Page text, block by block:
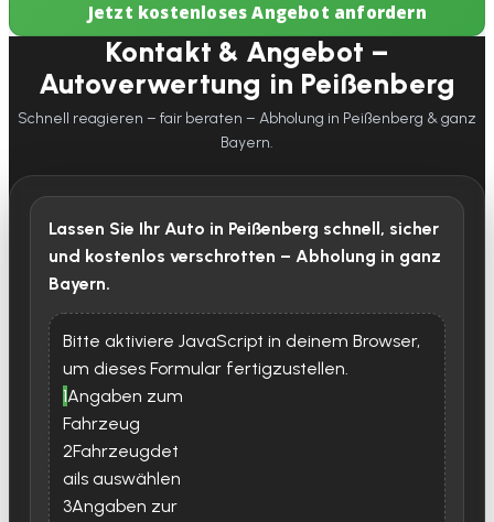
Jetzt kostenloses Angebot anfordern
Kontakt & Angebot –
Autoverwertung in Peißenberg
Schnell reagieren – fair beraten – Abholung in Peißenberg & ganz
Bayern.
Lassen Sie Ihr Auto in Peißenberg schnell, sicher
und kostenlos verschrotten – Abholung in ganz
Bayern.
Bitte aktiviere JavaScript in deinem Browser,
um dieses Formular fertigzustellen.
1Angaben zum
Fahrzeug
2Fahrzeugdet
ails auswählen
3Angaben zur